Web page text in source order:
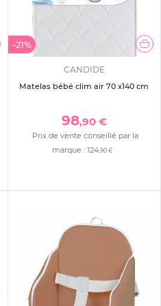
-21%
CANDIDE
Matelas bébé clim air 70 x140 cm
98,90 €
Prix de vente conseillé par la
marque :124,90 €